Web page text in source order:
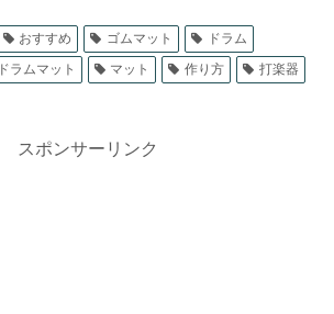
おすすめ ゴムマット
ドラム
ドラムマット マット 作り方
打楽器
スポンサーリンク